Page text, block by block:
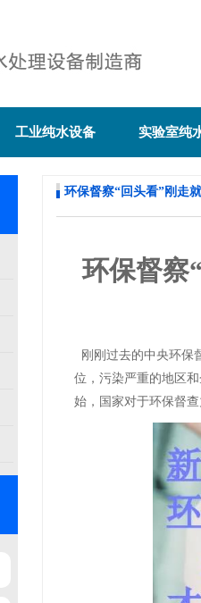
工业纯水设备 实验室纯
环保督察“回头看”刚走
环保督察
刚刚过去的中央环保
位，污染严重的地区
始，国家对于环保督